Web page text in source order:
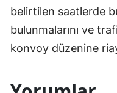
belirtilen saatlerde
bulunmalarını ve
konvoy düzenine